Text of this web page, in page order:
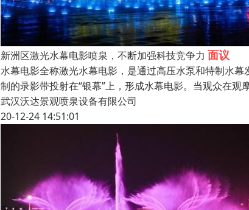
新洲区激光水幕电影喷泉，不断加强科技竞争力 面议
水幕电影全称激光水幕电影，是通过高压水泵和特制水
制的录影带投射在“银幕”上，形成水幕电影。当观众在
武汉沃达景观喷泉设备有限公司
20-12-24 14:51:01